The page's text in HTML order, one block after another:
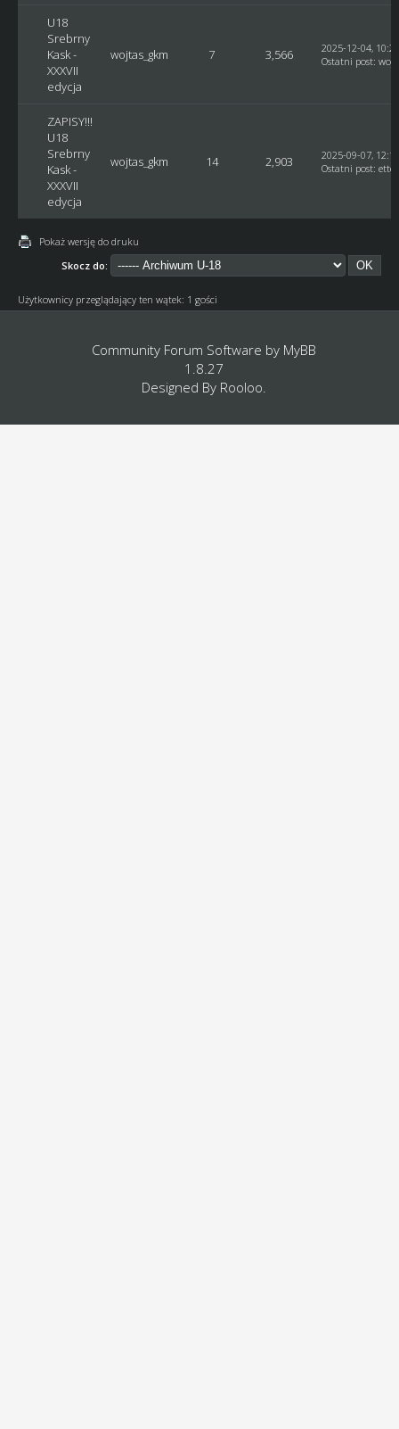
U18
Srebrny
Kask -
XXXVII
edycja
wojtas_gkm 7 3,566
2025-12-04,
Ostatni post:
ZAPISY!!!
U18
Srebrny
Kask -
XXXVII
edycja
wojtas_gkm 14 2,903
2025-09-07,
Ostatni post:
Pokaż wersję do druku
Skocz do:
Użytkownicy przeglądający ten wątek: 1 gości
Community Forum Software by MyBB
1.8.27
Designed By Rooloo